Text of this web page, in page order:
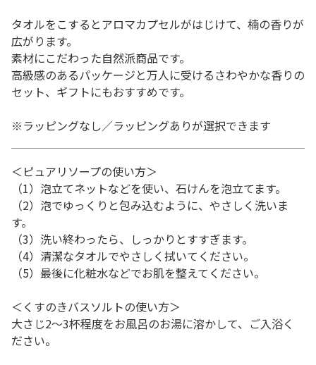
タオルをこするとアロマカプセルがはじけて、楠の香りが
広がります。
素材にこだわった自然派商品です。
高級感のあるパッケージと万人に受けるさわやかな香りの
セット、ギフトにもおすすめです。
※ラッピングなし／ラッピングありが選択できます
＜ピュアリソープの使い方＞
（1）泡立てネットなどを使い、石けんを泡立てます。
（2）泡でゆっくりと包み込むように、やさしく洗いま
す。
（3）洗い終わったら、しっかりとすすぎます。
（4）清潔なタオルでやさしく拭いてください。
（5）最後に化粧水などでお肌を整えてください。
＜くすのきバスソルトの使い方＞
大さじ2～3杯程度をお風呂のお湯に溶かして、ご入浴く
ださい。